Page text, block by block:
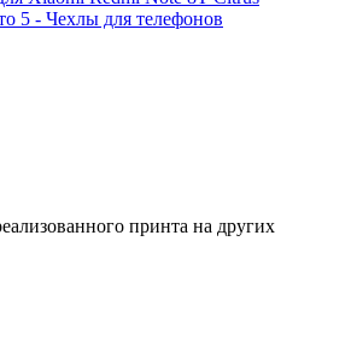
принта на других